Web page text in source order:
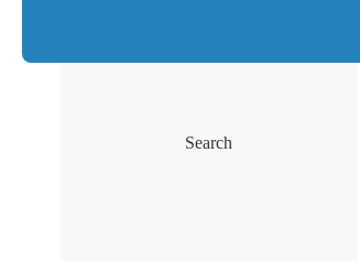
Search